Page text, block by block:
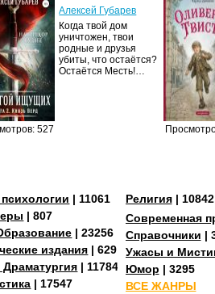
527
Алексей Губарев
Когда твой дом
уничтожен, твои
родные и друзья
убиты, что остаётся?
Остаётся Месть!…
| 11061
| 807
| 23256
издания | 629
Драматургия | 11784
| 17547
Религия| 10842
Современная
Справочники |
Ужасы и
Юмор | 3295
ВСЕ ЖАНРЫ